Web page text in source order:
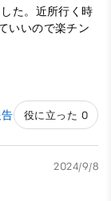
た。近所行く時
いいので楽チン
役に立った 0
2024/9/8